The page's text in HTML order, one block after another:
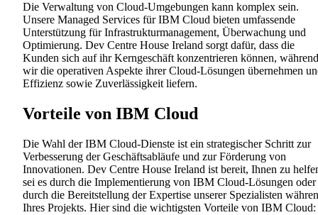
Die Verwaltung von Cloud-Umgebungen kann komplex sein.
Unsere Managed Services für IBM Cloud bieten umfassende
Unterstützung für Infrastrukturmanagement, Überwachung und
Optimierung. Dev Centre House Ireland sorgt dafür, dass die
Kunden sich auf ihr Kerngeschäft konzentrieren können, während
wir die operativen Aspekte ihrer Cloud-Lösungen übernehmen
Effizienz sowie Zuverlässigkeit liefern.
Vorteile von IBM Cloud
Die Wahl der IBM Cloud-Dienste ist ein strategischer Schritt zur
Verbesserung der Geschäftsabläufe und zur Förderung von
Innovationen. Dev Centre House Ireland ist bereit, Ihnen zu
sei es durch die Implementierung von IBM Cloud-Lösungen oder
durch die Bereitstellung der Expertise unserer Spezialisten
Ihres Projekts. Hier sind die wichtigsten Vorteile von IBM Cloud: